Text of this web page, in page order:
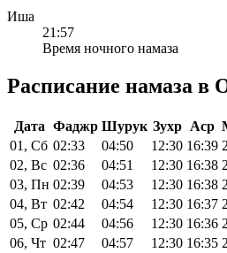
Иша
21:57
Время ночного намаза
Расписание намаза в
Дата Фаджр Шурук Зухр Аср
01, Сб 02:33 04:50 12:30 16:39
02, Вс 02:36 04:51 12:30 16:38
03, Пн 02:39 04:53 12:30 16:38
04, Вт 02:42 04:54 12:30 16:37
05, Ср 02:44 04:56 12:30 16:36
06, Чт 02:47 04:57 12:30 16:35